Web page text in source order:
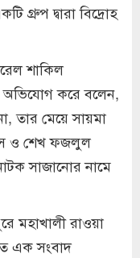
গ্রুপ দ্বারা বিদ্রোহ
শাকিল
করে বলেন,
তার মেয়ে সায়মা
ও শেখ ফজলুল
সাজানোর নামে
মহাখালী রাওয়া
এক সংবাদ